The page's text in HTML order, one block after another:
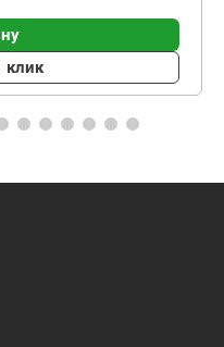
клик